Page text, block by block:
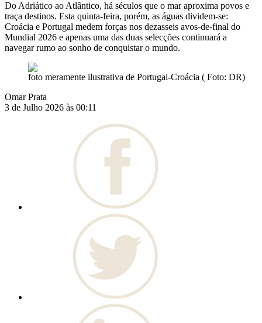
Do Adriático ao Atlântico, há séculos que o mar aproxima povos e
traça destinos. Esta quinta-feira, porém, as águas dividem-se:
Croácia e Portugal medem forças nos dezasseis avos-de-final do
Mundial 2026 e apenas uma das duas selecções continuará a
navegar rumo ao sonho de conquistar o mundo.
foto meramente ilustrativa de Portugal-Croácia ( Foto: DR)
Omar Prata
3 de Julho 2026 às 00:11